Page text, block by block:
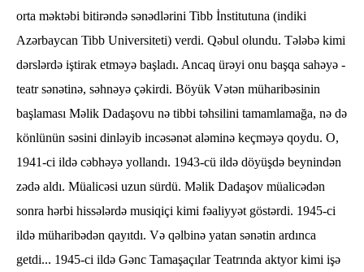
orta məktəbi bitirəndə sənədlərini Tibb İnstitutuna (indiki
Azərbaycan Tibb Universiteti) verdi. Qəbul olundu. Tələbə kimi
dərslərdə iştirak etməyə başladı. Ancaq ürəyi onu başqa sahəyə -
teatr sənətinə, səhnəyə çəkirdi. Böyük Vətən müharibəsinin
başlaması Məlik Dadaşovu nə tibbi təhsilini tamamlamağa, nə də
könlünün səsini dinləyib incəsənət aləminə keçməyə qoydu. O,
1941-ci ildə cəbhəyə yollandı. 1943-cü ildə döyüşdə beynindən
zədə aldı. Müalicəsi uzun sürdü. Məlik Dadaşov müalicədən
sonra hərbi hissələrdə musiqiçi kimi fəaliyyət göstərdi. 1945-ci
ildə müharibədən qayıtdı. Və qəlbinə yatan sənətin ardınca
getdi... 1945-ci ildə Gənc Tamaşaçılar Teatrında aktyor kimi işə